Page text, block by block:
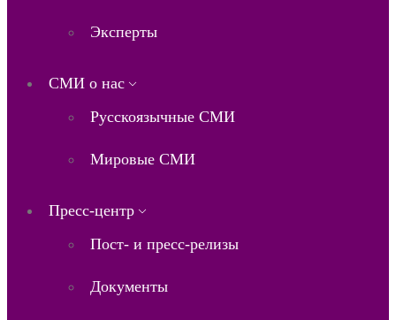
Эксперты
СМИ о нас
Русскоязычные СМИ
Мировые СМИ
Пресс-центр
Пост- и пресс-релизы
Документы